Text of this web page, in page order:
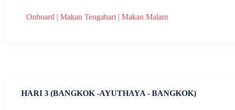
Onboard | Makan Tengahari | Makan Malam
HARI 3 (BANGKOK -AYUTHAYA - BANGKOK)